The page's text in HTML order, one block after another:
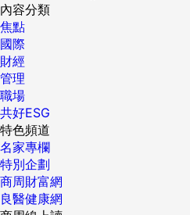
內容分類
焦點
國際
財經
管理
職場
共好ESG
特色頻道
名家專欄
特別企劃
商周財富網
良醫健康網